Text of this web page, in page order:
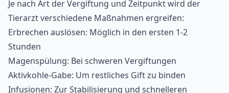
Je nach Art der Vergiftung und Zeitpunkt wird der
Tierarzt verschiedene Maßnahmen ergreifen:
Erbrechen auslösen: Möglich in den ersten 1-2
Stunden
Magenspülung: Bei schweren Vergiftungen
Aktivkohle-Gabe: Um restliches Gift zu binden
Infusionen: Zur Stabilisierung und schnelleren